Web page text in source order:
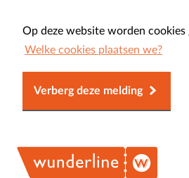
Op deze website worden cookies
Welke cookies plaatsen we?
Verberg deze melding